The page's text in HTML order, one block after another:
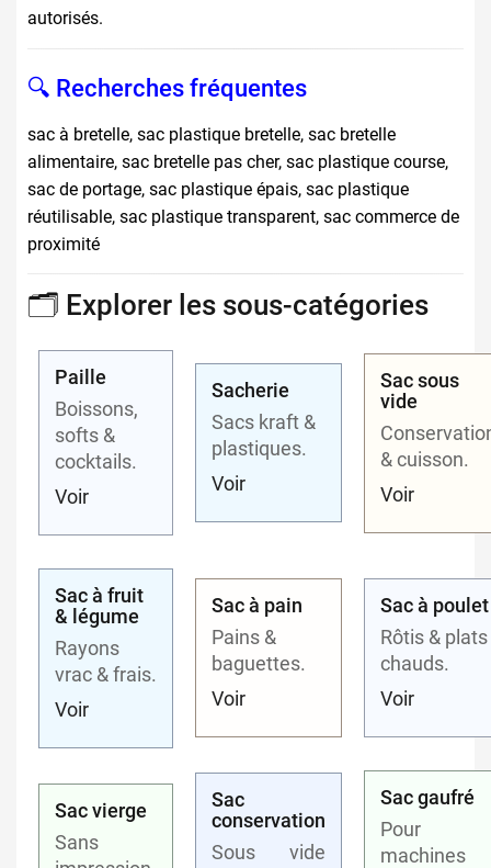
autorisés.
🔍 Recherches fréquentes
sac à bretelle, sac plastique bretelle, sac bretelle
alimentaire, sac bretelle pas cher, sac plastique course,
sac de portage, sac plastique épais, sac plastique
réutilisable, sac plastique transparent, sac commerce de
proximité
🗂️ Explorer les sous-catégories
Paille
Boissons,
softs &
cocktails.
Voir
Sacherie
Sacs kraft &
plastiques.
Voir
Sac sous
vide
& cuisson.
Voir
Sac à fruit
& légume
Rayons
vrac & frais.
Voir
Sac à pain
Pains &
baguettes.
Voir
Sac à poulet
Rôtis & plats
chauds.
Voir
Sac vierge
Sans
Sac
conservation
Sous vide
Sac gaufré
Pour
machines